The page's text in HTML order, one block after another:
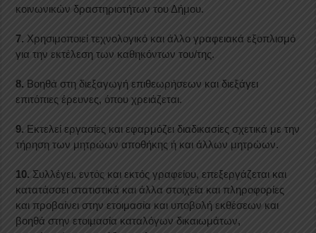
κοινωνικών δραστηριοτήτων του Δήμου.
7. Χρησιμοποιεί τεχνολογικό και άλλο γραφειακά εξοπλισμό
για την εκτέλεση των καθηκόντων του/της.
8. Βοηθά στη διεξαγωγή επιθεωρήσεων και διεξάγει
επιτόπιες έρευνες, όπου χρειάζεται.
9. Εκτελεί εργασίες και εφαρμόζει διαδικασίες σχετικά με την
τήρηση των μητρώων αποθήκης ή και άλλων μητρώων.
10. Συλλέγει, εντός και εκτός γραφείου, επεξεργάζεται και
κατατάσσει στατιστικά και άλλα στοιχεία και πληροφορίες
και προβαίνει στην ετοιμασία και υποβολή εκθέσεων και
βοηθά στην ετοιμασία καταλόγων δικαιωμάτων,